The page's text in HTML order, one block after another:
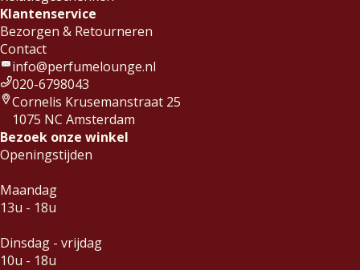
Klantenservice
Bezorgen & Retourneren
Contact
info@perfumelounge.nl
020-6798043
Cornelis Krusemanstraat 25
1075 NC Amsterdam
Bezoek onze winkel
Openingstijden
Maandag
13u - 18u
Dinsdag - vrijdag
10u - 18u